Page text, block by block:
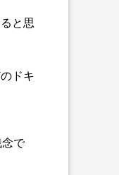
と思
ドキ
で